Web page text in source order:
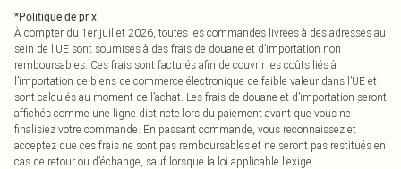
*Politique de prix
À compter du 1er juillet 2026, toutes les commandes livrées à des adresses au
sein de l’UE sont soumises à des frais de douane et d’importation non
remboursables. Ces frais sont facturés afin de couvrir les coûts liés à
l’importation de biens de commerce électronique de faible valeur dans l’UE et
sont calculés au moment de l’achat. Les frais de douane et d’importation seront
affichés comme une ligne distincte lors du paiement avant que vous ne
finalisiez votre commande. En passant commande, vous reconnaissez et
acceptez que ces frais ne sont pas remboursables et ne seront pas restitués en
cas de retour ou d’échange, sauf lorsque la loi applicable l’exige.